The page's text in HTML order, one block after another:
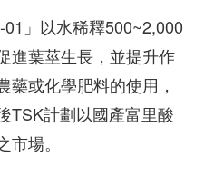
01」以水稀釋500~2,000
進葉莖生長，並提升作
藥或化學肥料的使用，
TSK計劃以國產富里酸
場。